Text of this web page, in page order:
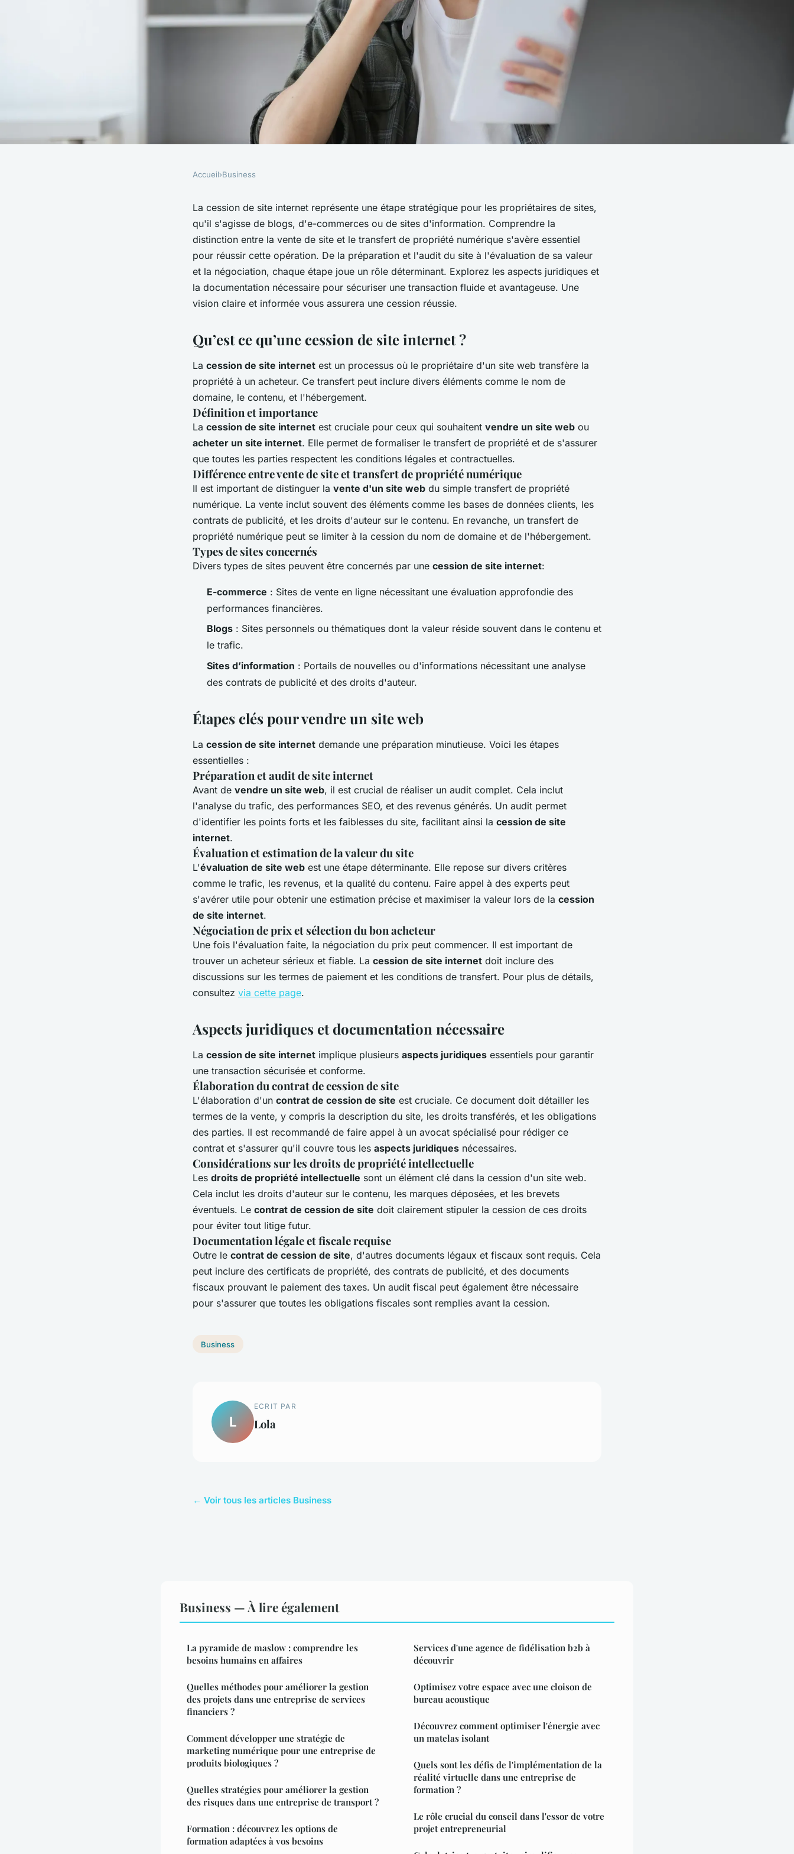
Cession de site internet : tout ce qu'il
Accueil›Business
La cession de site internet représente une étape stratégique pour les propriétaires de sites,
qu'il s'agisse de blogs, d'e-commerces ou de sites d'information. Comprendre la
distinction entre la vente de site et le transfert de propriété numérique s'avère essentiel
pour réussir cette opération. De la préparation et l'audit du site à l'évaluation de sa valeur
et la négociation, chaque étape joue un rôle déterminant. Explorez les aspects juridiques et
la documentation nécessaire pour sécuriser une transaction fluide et avantageuse. Une
vision claire et informée vous assurera une cession réussie.
Qu’est ce qu’une cession de site internet ?
La cession de site internet est un processus où le propriétaire d'un site web transfère la
propriété à un acheteur. Ce transfert peut inclure divers éléments comme le nom de
domaine, le contenu, et l'hébergement.
Définition et importance
La cession de site internet est cruciale pour ceux qui souhaitent vendre un site web ou
acheter un site internet. Elle permet de formaliser le transfert de propriété et de s'assurer
que toutes les parties respectent les conditions légales et contractuelles.
Différence entre vente de site et transfert de propriété numérique
Il est important de distinguer la vente d'un site web du simple transfert de propriété
numérique. La vente inclut souvent des éléments comme les bases de données clients, les
contrats de publicité, et les droits d'auteur sur le contenu. En revanche, un transfert de
propriété numérique peut se limiter à la cession du nom de domaine et de l'hébergement.
Types de sites concernés
Divers types de sites peuvent être concernés par une cession de site internet:
E-commerce : Sites de vente en ligne nécessitant une évaluation approfondie des
performances financières.
Blogs : Sites personnels ou thématiques dont la valeur réside souvent dans le contenu et
le trafic.
Sites d’information : Portails de nouvelles ou d'informations nécessitant une analyse
des contrats de publicité et des droits d'auteur.
Étapes clés pour vendre un site web
La cession de site internet demande une préparation minutieuse. Voici les étapes
essentielles :
Préparation et audit de site internet
Avant de vendre un site web, il est crucial de réaliser un audit complet. Cela inclut
l'analyse du trafic, des performances SEO, et des revenus générés. Un audit permet
d'identifier les points forts et les faiblesses du site, facilitant ainsi la cession de site
internet.
Évaluation et estimation de la valeur du site
L'évaluation de site web est une étape déterminante. Elle repose sur divers critères
comme le trafic, les revenus, et la qualité du contenu. Faire appel à des experts peut
s'avérer utile pour obtenir une estimation précise et maximiser la valeur lors de la cession
de site internet.
Négociation de prix et sélection du bon acheteur
Une fois l'évaluation faite, la négociation du prix peut commencer. Il est important de
trouver un acheteur sérieux et fiable. La cession de site internet doit inclure des
discussions sur les termes de paiement et les conditions de transfert. Pour plus de détails,
consultez via cette page.
Aspects juridiques et documentation nécessaire
La cession de site internet implique plusieurs aspects juridiques essentiels pour garantir
une transaction sécurisée et conforme.
Élaboration du contrat de cession de site
L'élaboration d'un contrat de cession de site est cruciale. Ce document doit détailler les
termes de la vente, y compris la description du site, les droits transférés, et les obligations
des parties. Il est recommandé de faire appel à un avocat spécialisé pour rédiger ce
contrat et s'assurer qu'il couvre tous les aspects juridiques nécessaires.
Considérations sur les droits de propriété intellectuelle
Les droits de propriété intellectuelle sont un élément clé dans la cession d'un site web.
Cela inclut les droits d'auteur sur le contenu, les marques déposées, et les brevets
éventuels. Le contrat de cession de site doit clairement stipuler la cession de ces droits
pour éviter tout litige futur.
Documentation légale et fiscale requise
Outre le contrat de cession de site, d'autres documents légaux et fiscaux sont requis. Cela
peut inclure des certificats de propriété, des contrats de publicité, et des documents
fiscaux prouvant le paiement des taxes. Un audit fiscal peut également être nécessaire
pour s'assurer que toutes les obligations fiscales sont remplies avant la cession.
Business
L
ECRIT PAR
Lola
← Voir tous les articles Business
Business — À lire également
La pyramide de maslow : comprendre les
besoins humains en affaires
Quelles méthodes pour améliorer la gestion
des projets dans une entreprise de services
financiers ?
Comment développer une stratégie de
marketing numérique pour une entreprise de
produits biologiques ?
Quelles stratégies pour améliorer la gestion
des risques dans une entreprise de transport ?
Formation : découvrez les options de
formation adaptées à vos besoins
Services d'une agence de fidélisation b2b à
découvrir
Optimisez votre espace avec une cloison de
bureau acoustique
Découvrez comment optimiser l'énergie avec
un matelas isolant
Quels sont les défis de l'implémentation de la
réalité virtuelle dans une entreprise de
formation ?
Le rôle crucial du conseil dans l'essor de votre
projet entrepreneurial